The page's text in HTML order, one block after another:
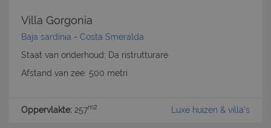
Villa Gorgonia
Baja sardinia - Costa Smeralda
Staat van onderhoud: Da ristrutturare
Afstand van zee: 500 metri
Oppervlakte: 257m2 Luxe huizen & villa's